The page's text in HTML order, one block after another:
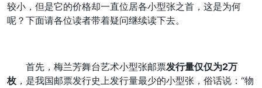
较小，但是它的价格却一直位居各小型张之首，这是为何
呢？下面请各位读者带着疑问继续读下去。
首先，梅兰芳舞台艺术小型张邮票发行量仅仅为2万
枚 ，是我国邮票发行史上发行量最少的小型张，俗话说：“物